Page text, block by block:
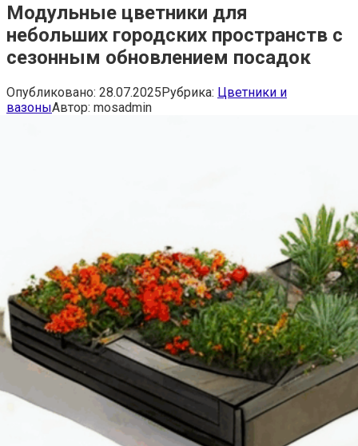
Модульные цветники для
небольших городских пространств с
сезонным обновлением посадок
Опубликовано: 28.07.2025Рубрика: Цветники и
вазоныАвтор: mosadmin